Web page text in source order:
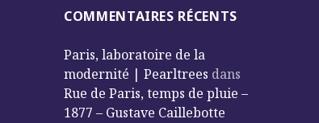
COMMENTAIRES RÉCENTS
Paris, laboratoire de la
modernité | Pearltrees dans
Rue de Paris, temps de pluie –
1877 – Gustave Caillebotte